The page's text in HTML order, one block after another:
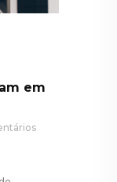
em